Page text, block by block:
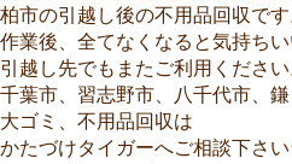
柏市の引越し後の不用品回収です
作業後、全てなくなると気持ちい
引越し先でもまたご利用くださ
千葉市、習志野市、八千代市、
大ゴミ、不用品回収は
かたづけタイガーへご相談下さ